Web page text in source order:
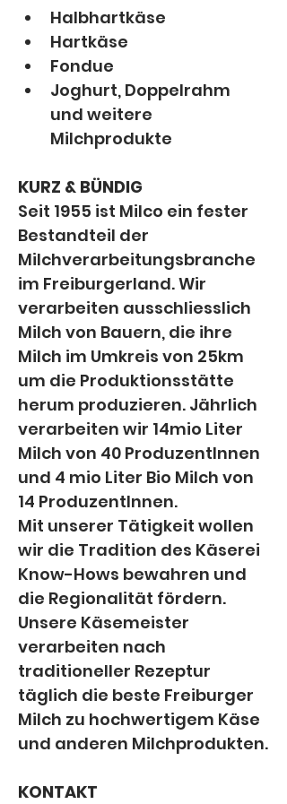
Halbhartkäse
Hartkäse
Fondue
Joghurt, Doppelrahm
und weitere
Milchprodukte
KURZ & BÜNDIG
Seit 1955 ist Milco ein fester
Bestandteil der
Milchverarbeitungsbranche
im Freiburgerland. Wir
verarbeiten ausschliesslich
Milch von Bauern, die ihre
Milch im Umkreis von 25km
um die Produktionsstätte
herum produzieren. Jährlich
verarbeiten wir 14mio Liter
Milch von 40 ProduzentInnen
und 4 mio Liter Bio Milch von
14 ProduzentInnen.
Mit unserer Tätigkeit wollen
wir die Tradition des Käserei
Know-Hows bewahren und
die Regionalität fördern.
Unsere Käsemeister
verarbeiten nach
traditioneller Rezeptur
täglich die beste Freiburger
Milch zu hochwertigem Käse
und anderen Milchprodukten.
KONTAKT